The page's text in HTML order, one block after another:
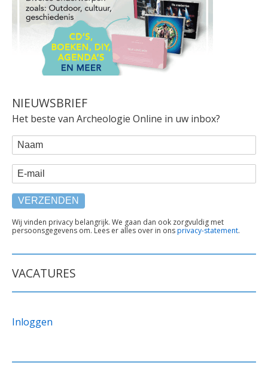
NIEUWSBRIEF
Het beste van Archeologie Online in uw inbox?
WEBFORM
Naam
E-mail
TEKST
ONDER
Wij vinden privacy belangrijk. We gaan dan ook zorgvuldig met
persoonsgegevens om. Lees er alles over in onsprivacy-statement.
VACATURES
Inloggen